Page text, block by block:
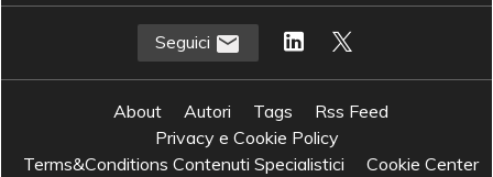
Seguici
About Autori Tags
Rss Feed
Privacy e Cookie Policy
Terms&Conditions Contenuti Specialistici
Cookie Center